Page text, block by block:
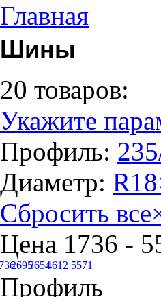
Главная
Шины
20 товаров:
Укажите
Профиль:
Диаметр: R18
Сбросить все
Цена 1736 -
269536544612 5571
Профиль